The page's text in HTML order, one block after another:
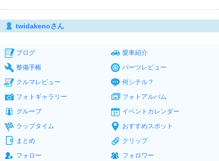
twidakenoさん
ブログ
愛車紹介
整備手帳
パーツレビュー
クルマレビュー
何シテル？
フォトギャラリー
フォトアルバム
グループ
イベントカレンダー
ラップタイム
おすすめスポット
まとめ
クリップ
フォロー
フォロワー